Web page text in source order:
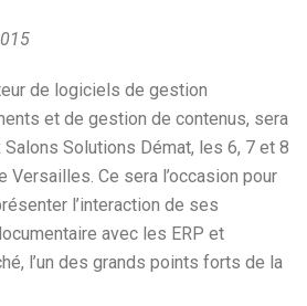
de logiciels de gestion
et de gestion de contenus, sera
Salons Solutions Démat, les 6, 7 et 8
Versailles. Ce sera l’occasion pour
l’interaction de ses
avec les ERP et
l’un des grands points forts de la